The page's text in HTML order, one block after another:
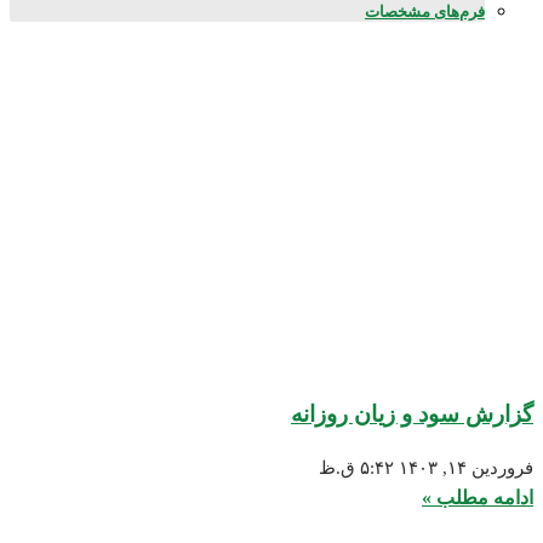
مشخصات
و زیان روزانه
۵:۴۲ ق.ظ
»